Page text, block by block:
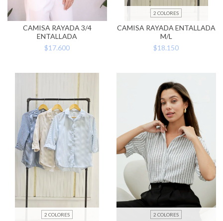
CAMISA RAYADA 3/4
ENTALLADA
$17.600
2 COLORES
CAMISA RAYADA ENTALLADA
M/L
$18.150
2 COLORES 2 COLORES